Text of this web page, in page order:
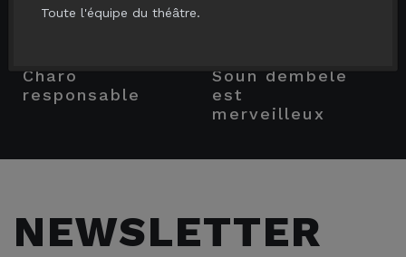
MALIK
charo
responsable
soun dembele
est
merveilleux
NEWSLETTER
Toute l'équipe du théâtre.